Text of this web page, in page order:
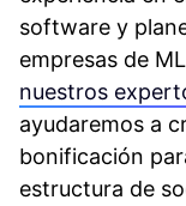
software y
empresas de
nuestros
ayudaremos a
bonificación
estructura de